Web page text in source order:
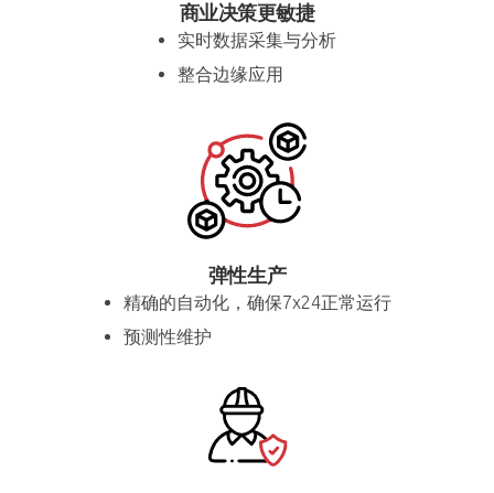
商业决策更敏捷
实时数据采集与分析
整合边缘应用
弹性生产
精确的自动化，确保7x24正常运行
预测性维护